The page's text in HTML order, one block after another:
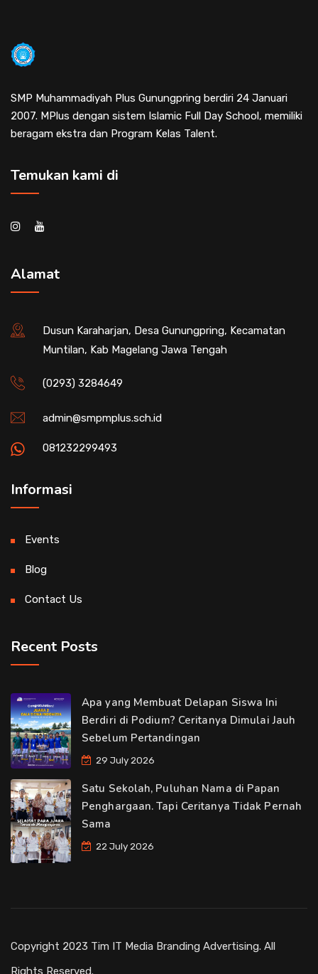
SMP Muhammadiyah Plus Gunungpring berdiri 24 Januari
2007. MPlus dengan sistem Islamic Full Day School, memiliki
beragam ekstra dan Program Kelas Talent.
Temukan kami di
Alamat
Dusun Karaharjan, Desa Gunungpring, Kecamatan
Muntilan, Kab Magelang Jawa Tengah
(0293) 3284649
admin@smpmplus.sch.id
081232299493
Informasi
Events
Blog
Contact Us
Recent Posts
Apa yang Membuat Delapan Siswa Ini
Berdiri di Podium? Ceritanya Dimulai Jauh
Sebelum Pertandingan
29 July 2026
Satu Sekolah, Puluhan Nama di Papan
Penghargaan. Tapi Ceritanya Tidak Pernah
Sama
22 July 2026
Copyright 2023 Tim IT Media Branding Advertising. All
Rights Reserved.